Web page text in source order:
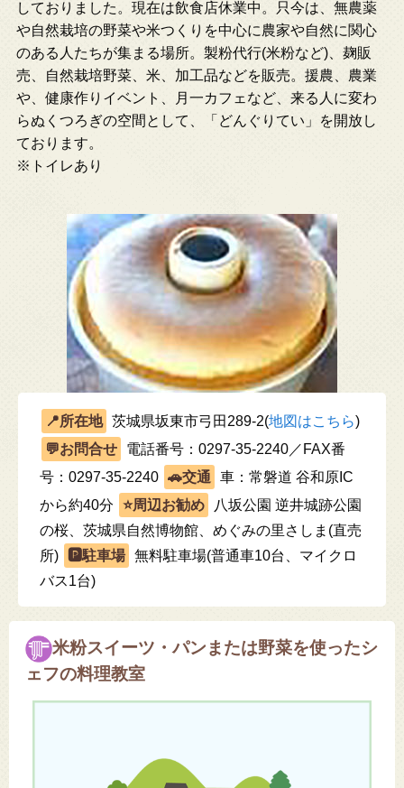
しておりました。現在は飲食店休業中。只今は、無農薬
や自然栽培の野菜や米つくりを中心に農家や自然に関心
のある人たちが集まる場所。製粉代行(米粉など)、麹販
売、自然栽培野菜、米、加工品などを販売。援農、農業
や、健康作りイベント、月一カフェなど、来る人に変わ
らぬくつろぎの空間として、「どんぐりてい」を開放し
ております。
※トイレあり
茨城県坂東市弓田289-2(地図はこちら)
電話番号：0297-35-2240／FAX番
号：0297-35-2240
車：常磐道 谷和原IC
から約40分
八坂公園 逆井城跡公園
の桜、茨城県自然博物館、めぐみの里さしま(直売
所)
無料駐車場(普通車10台、マイクロ
バス1台)
米粉スイーツ・パンまたは野菜を使ったシ
ェフの料理教室